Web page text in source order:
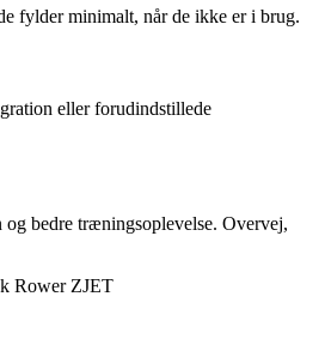
fylder minimalt, når de ikke er i brug.
eller forudindstillede
bedre træningsoplevelse. Overvej,
Rower ZJET